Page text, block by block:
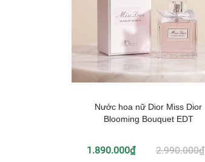
Nước hoa nữ Dior Miss Dior
Blooming Bouquet EDT
1.890.000₫ 2.990.000₫